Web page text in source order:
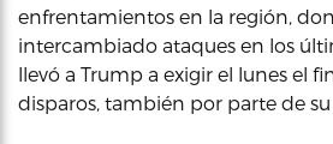
enfrentamientos en la región,
intercambiado ataques en los
llevó a Trump a exigir el lunes el
disparos, también por parte de su